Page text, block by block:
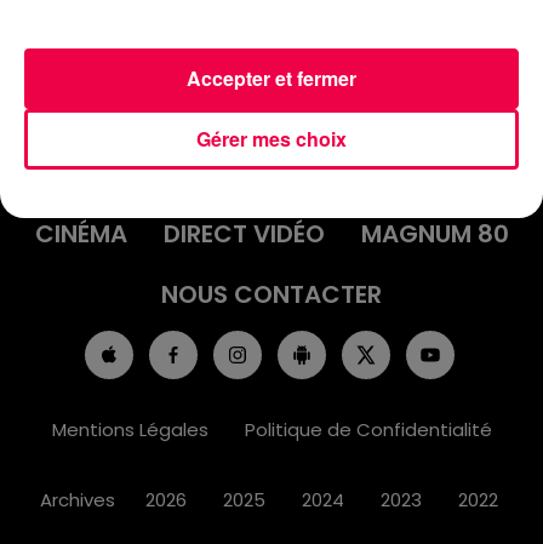
ACCUEIL INFOS
EMISSIONS
AGENDA
JEUX
PODCASTS
CINÉMA
DIRECT VIDÉO
MAGNUM 80
NOUS CONTACTER
Mentions Légales Politique de Confidentialité
Archives 2026 2025 2024 2023 2022
Gérer mes choix
Accepter et fermer